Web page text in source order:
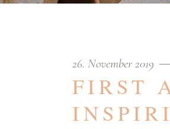
26. November 2019
FIRST